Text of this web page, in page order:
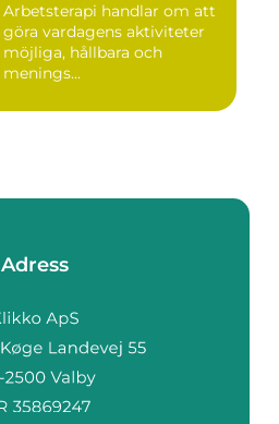
Arbetsterapi handlar om att
göra vardagens aktiviteter
möjliga, hållbara och
menings...
Adress